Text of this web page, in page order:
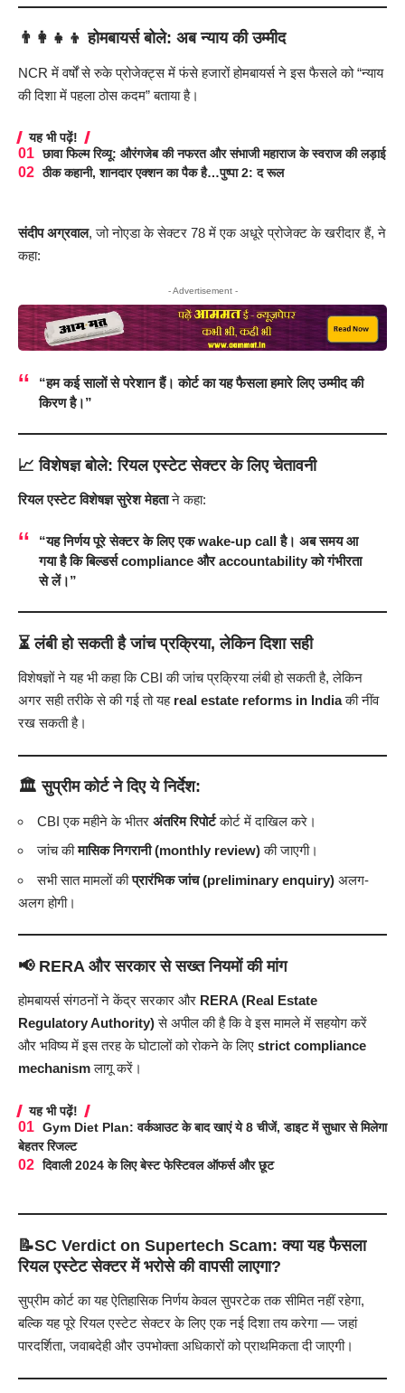
👨‍👩‍👧‍👦होमबायर्स बोले: अब न्याय की उम्मीद
NCR में वर्षों से रुके प्रोजेक्ट्स में फंसे हजारों होमबायर्स ने इस फैसले को “न्याय
की दिशा में पहला ठोस कदम” बताया है।
यह भी पढ़ें!
छावा फिल्म रिव्यू: औरंगजेब की नफरत और संभाजी महाराज के स्वराज की लड़ाई
ठीक कहानी, शानदार एक्शन का पैक है…पुष्पा 2: द रूल
संदीप अग्रवाल, जो नोएडा के सेक्टर 78 में एक अधूरे प्रोजेक्ट के खरीदार हैं, ने
कहा:
- Advertisement -
“हम कई सालों से परेशान हैं। कोर्ट का यह फैसला हमारे लिए उम्मीद की
किरण है।”
📈विशेषज्ञ बोले: रियल एस्टेट सेक्टर के लिए चेतावनी
रियल एस्टेट विशेषज्ञ सुरेश मेहताने कहा:
“यह निर्णय पूरे सेक्टर के लिए एकwake-up callहै। अब समय आ
गया है कि बिल्डर्सcomplianceऔरaccountabilityको गंभीरता
से लें।”
⏳लंबी हो सकती है जांच प्रक्रिया, लेकिन दिशा सही
विशेषज्ञों ने यह भी कहा कि CBI की जांच प्रक्रिया लंबी हो सकती है, लेकिन
अगर सही तरीके से की गई तो यह real estate reforms in Indiaकी नींव
रख सकती है।
🏛️सुप्रीम कोर्ट ने दिए ये निर्देश:
CBI एक महीने के भीतर अंतरिम रिपोर्टकोर्ट में दाखिल करे।
जांच कीमासिक निगरानी (monthly review)की जाएगी।
सभी सात मामलों कीप्रारंभिक जांच (preliminary enquiry) अलग-
अलग होगी।
📢 RERA और सरकार से सख्त नियमों की मांग
होमबायर्स संगठनों ने केंद्र सरकार और RERA (Real Estate
Regulatory Authority)से अपील की है कि वे इस मामले में सहयोग करें
और भविष्य में इस तरह के घोटालों को रोकने के लिए strict compliance
mechanismलागू करें।
यह भी पढ़ें!
Gym Diet Plan: वर्कआउट के बाद खाएं ये 8 चीजें, डाइट में सुधार से मिलेगा
बेहतर रिजल्ट
दिवाली 2024 के लिए बेस्ट फेस्टिवल ऑफर्स और छूट
📝SC Verdict on Supertech Scam: क्या यह फैसला
रियल एस्टेट सेक्टर में भरोसे की वापसी लाएगा?
सुप्रीम कोर्ट का यह ऐतिहासिक निर्णय केवल सुपरटेक तक सीमित नहीं रहेगा,
बल्कि यह पूरे रियल एस्टेट सेक्टर के लिए एक नई दिशा तय करेगा — जहां
पारदर्शिता, जवाबदेही और उपभोक्ता अधिकारों को प्राथमिकता दी जाएगी।